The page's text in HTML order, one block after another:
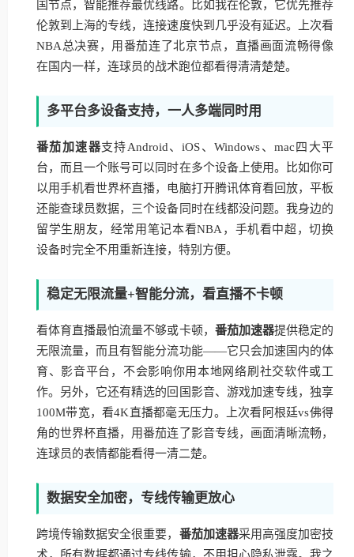
国节点，智能推荐最优线路。比如我在伦敦，它优先推荐
伦敦到上海的专线，连接速度快到几乎没有延迟。上次看
NBA总决赛，用番茄连了北京节点，直播画面流畅得像
在国内一样，连球员的战术跑位都看得清清楚楚。
多平台多设备支持，一人多端同时用
番茄加速器支持Android、iOS、Windows、mac四大平
台，而且一个账号可以同时在多个设备上使用。比如你可
以用手机看世界杯直播，电脑打开腾讯体育看回放，平板
还能查球员数据，三个设备同时在线都没问题。我身边的
留学生朋友，经常用笔记本看NBA，手机看中超，切换
设备时完全不用重新连接，特别方便。
稳定无限流量+智能分流，看直播不卡顿
看体育直播最怕流量不够或卡顿， 番茄加速器提供稳定的
无限流量，而且有智能分流功能——它只会加速国内的体
育、影音平台，不会影响你用本地网络刷社交软件或工
作。另外，它还有精选的回国影音、游戏加速专线，独享
100M带宽，看4K直播都毫无压力。上次看阿根廷vs佛得
角的世界杯直播，用番茄连了影音专线，画面清晰流畅，
连球员的表情都能看得一清二楚。
数据安全加密，专线传输更放心
跨境传输数据安全很重要， 番茄加速器采用高强度加密技